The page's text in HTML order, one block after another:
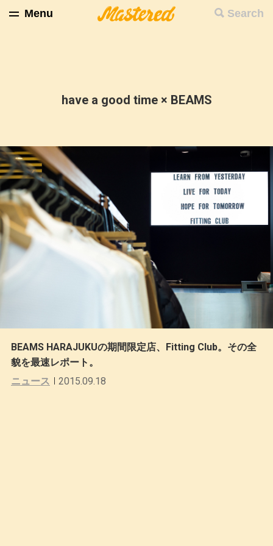
Search
Menu
have a good time × BEAMS
BEAMS HARAJUKUの期間限定店、Fitting Club。その全
貌を最速レポート。
ニュース
2015.09.18